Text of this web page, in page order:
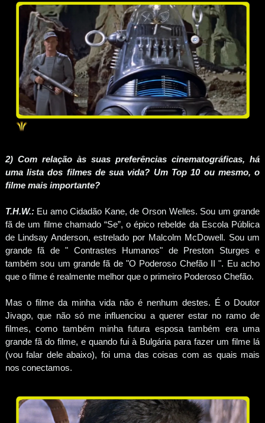
2) Com relação às suas preferências cinematográficas, há
uma lista dos filmes de sua vida? Um Top 10 ou mesmo, o
filme mais importante?
T.H.W.:Eu amo Cidadão Kane, de Orson Welles. Sou um grande
fã de um filme chamado “Se”, o épico rebelde da Escola Pública
de Lindsay Anderson, estrelado por Malcolm McDowell. Sou um
grande fã de " Contrastes Humanos" de Preston Sturges e
também sou um grande fã de "O Poderoso Chefão II ". Eu acho
que o filme é realmente melhor que o primeiro Poderoso Chefão.
Mas o filme da minha vida não é nenhum destes. É o Doutor
Jivago, que não só me influenciou a querer estar no ramo de
filmes, como também minha futura esposa também era uma
grande fã do filme, e quando fui à Bulgária para fazer um filme lá
(vou falar dele abaixo), foi uma das coisas com as quais mais
nos conectamos.